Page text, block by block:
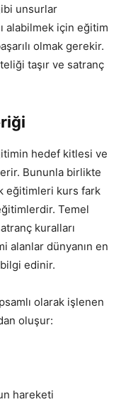
unsurlar
alabilmek için eğitim
olmak gerekir.
taşır ve satranç
hedef kitlesi ve
Bununla birlikte
eğitimleri kurs fark
Temel
kuralları
alanlar dünyanın en
edinir.
olarak işlenen
oluşur:
hareketi